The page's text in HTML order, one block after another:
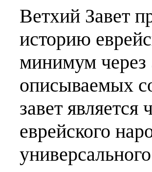
Ветхий Завет
историю
минимум через
описываемых
завет
еврейского